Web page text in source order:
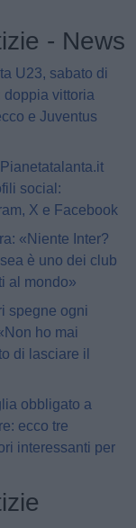
- News
U23, sabato di
doppia vittoria
e Juventus
social:
X e Facebook
«Niente Inter?
è uno dei club
al mondo»
spegne ogni
ho mai
di lasciare il
obbligato a
ecco tre
interessanti per